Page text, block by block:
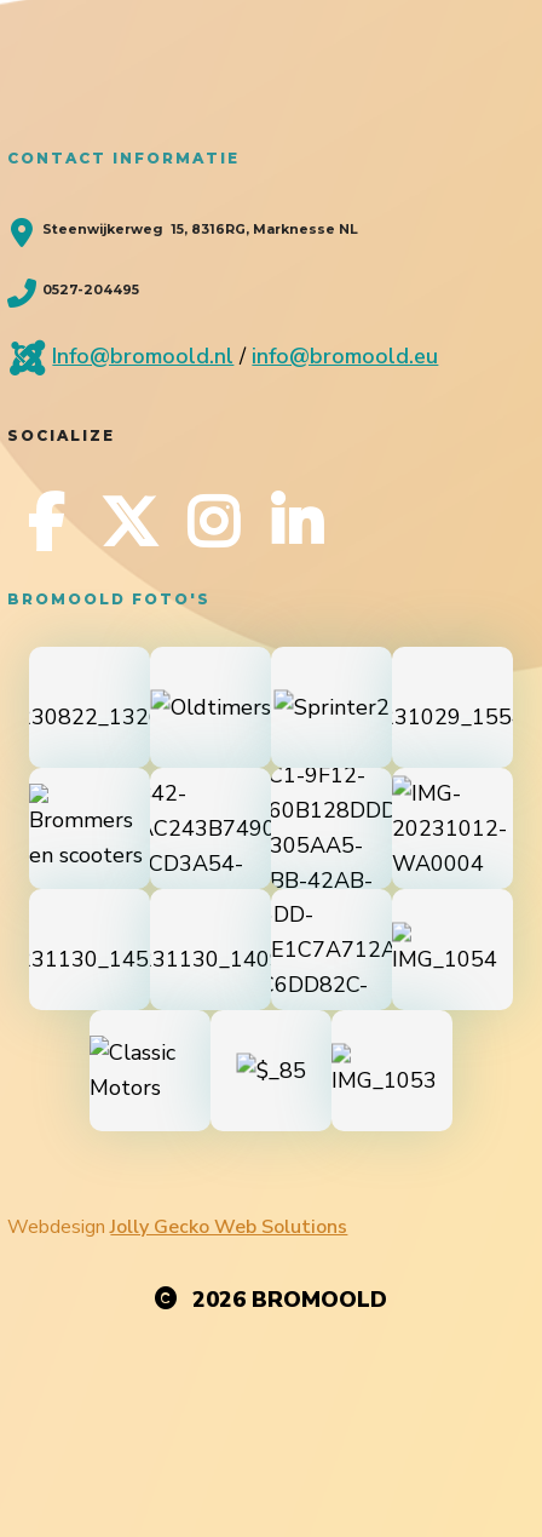
CONTACT INFORMATIE
Steenwijkerweg 15, 8316RG, Marknesse NL
0527-204495
Info@bromoold.nl / info@bromoold.eu
SOCIALIZE
BROMOOLD FOTO'S
WebdesignJolly Gecko Web Solutions
2026 BROMOOLD